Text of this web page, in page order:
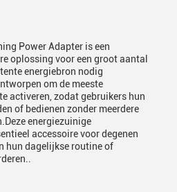
Power Adapter is een
oplossing voor een groot aantal
energiebron nodig
om de meeste
activeren, zodat gebruikers hun
of bedienen zonder meerdere
energiezuinige
accessoire voor degenen
hun dagelijkse routine of